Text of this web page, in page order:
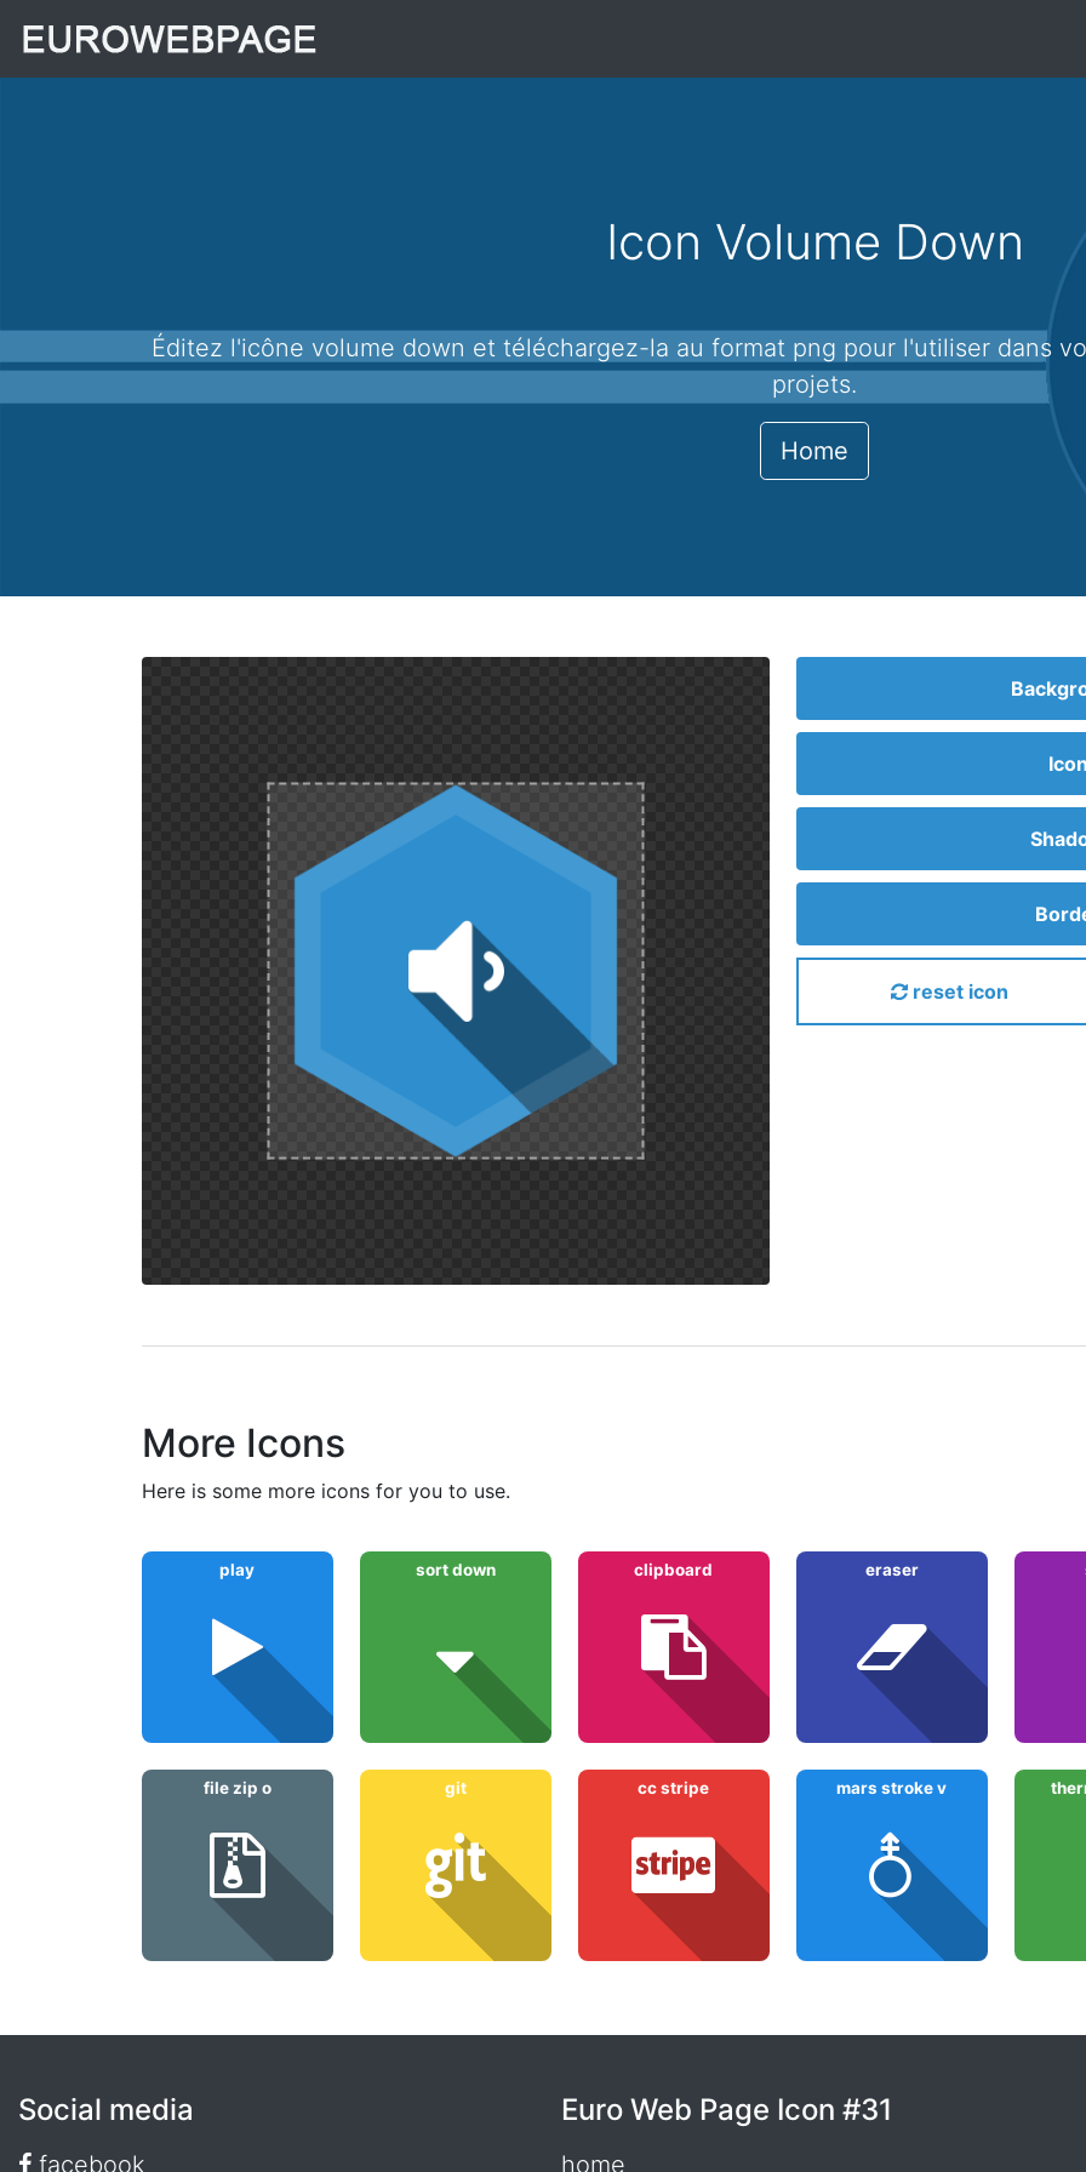
Icon Volume Down
Éditez l'icône volume down et téléchargez-la au format png pour l'utiliser dans vos applications, sites Web et autres
projets.
Home
reset icon
More Icons
here is some more icons for you to use.
play sort down clipboard eraser
file zip o git cc stripe mars stroke v
Social media
facebook
Euro Web Page Icon #31
home